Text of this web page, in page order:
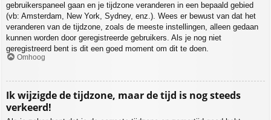
gebruikerspaneel gaan en je tijdzone veranderen in een bepaald gebied
(vb: Amsterdam, New York, Sydney, enz.). Wees er bewust van dat het
veranderen van de tijdzone, zoals de meeste instellingen, alleen gedaan
kunnen worden door geregistreerde gebruikers. Als je nog niet
geregistreerd bent is dit een goed moment om dit te doen.
Omhoog
Ik wijzigde de tijdzone, maar de tijd is nog steeds
verkeerd!